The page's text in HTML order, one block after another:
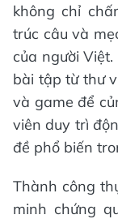
không chỉ
trúc câu và
của người
bài tập từ thư
và game để
viên duy trì
đề phổ biến
Thành công
minh chứng